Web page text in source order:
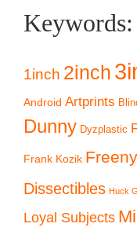
Keywords:
1inch 2inch
Android Artprints
Dunny Dyzplastic
Frank Kozik Freeny
Dissectibles Huck
Loyal Subjects